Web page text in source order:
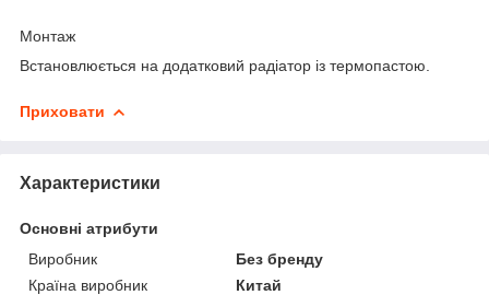
Монтаж
Встановлюється на додатковий радіатор із термопастою.
Приховати
Характеристики
Основні атрибути
Виробник
Без бренду
Країна виробник
Китай